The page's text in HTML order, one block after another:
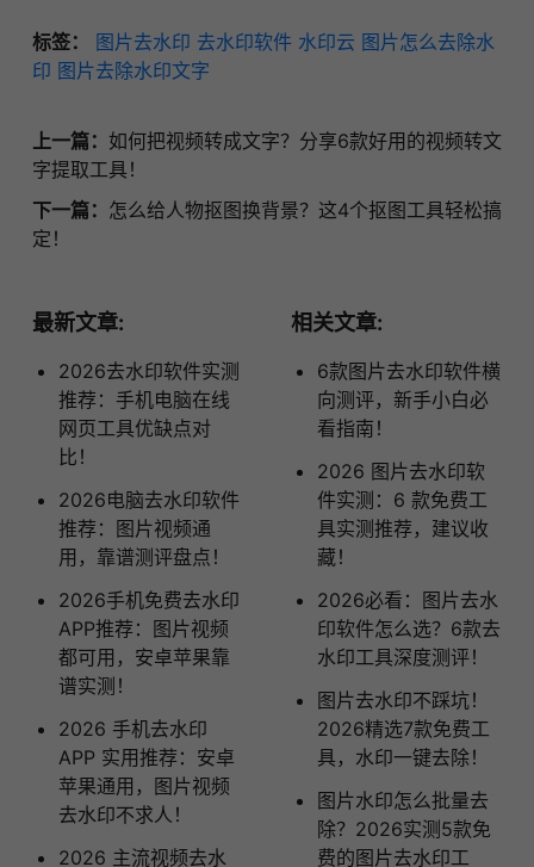
标签： 图片去水印 去水印软件 水印云 图片怎么去除水
印 图片去除水印文字
上一篇： 如何把视频转成文字？分享6款好用的视频转文
字提取工具！
下一篇： 怎么给人物抠图换背景？这4个抠图工具轻松搞
定！
最新文章:
2026去水印软件实测
推荐：手机电脑在线
网页工具优缺点对
比！
2026电脑去水印软件
推荐：图片视频通
用，靠谱测评盘点！
2026手机免费去水印
APP推荐：图片视频
都可用，安卓苹果靠
谱实测！
2026 手机去水印
APP 实用推荐：安卓
苹果通用，图片视频
去水印不求人！
2026 主流视频去水
相关文章:
6款图片去水印软件横
向测评，新手小白必
看指南！
2026 图片去水印软
件实测：6 款免费工
具实测推荐，建议收
藏！
2026必看：图片去水
印软件怎么选？6款去
水印工具深度测评！
图片去水印不踩坑！
2026精选7款免费工
具，水印一键去除！
图片水印怎么批量去
除？2026实测5款免
费的图片去水印工